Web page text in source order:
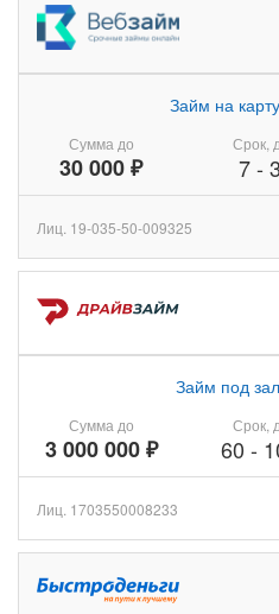
Сумма до
30 000 ₽
Займ на
Срок,
7-
Лиц. 19-035-50-009325
Сумма до
3 000 000 ₽
Займ под
Срок,
60 -
Лиц. 1703550008233